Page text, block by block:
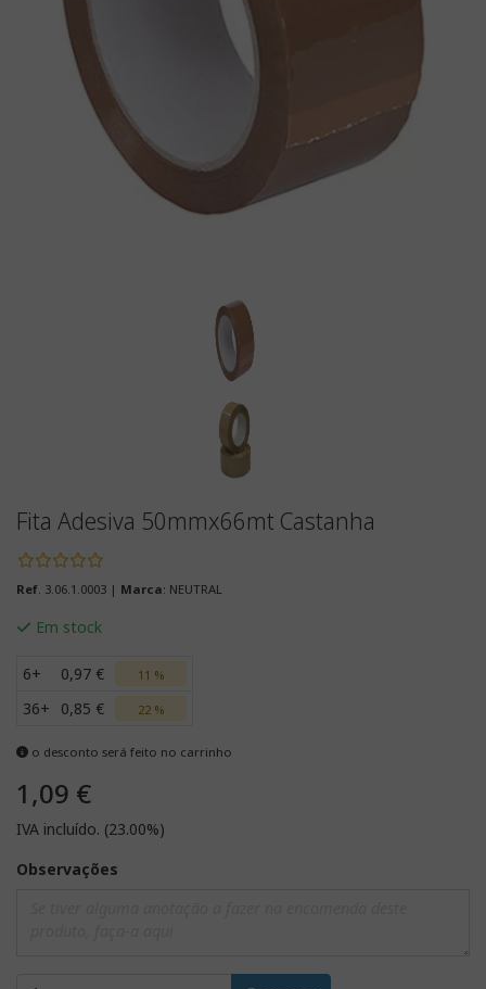
Fita Adesiva 50mmx66mt Castanha
Ref. 3.06.1.0003 | Marca: NEUTRAL
Em stock
6+ 0,97 € 11 %
36+ 0,85 € 22 %
o desconto será feito no carrinho
1,09 €
IVA incluído. (23.00%)
Observações